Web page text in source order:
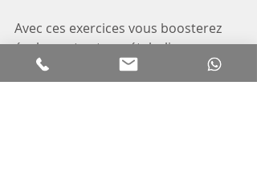
Avec ces exercices vous boosterez
également votre métabolisme,
brûlerez plus de calories au cours de
la journée et vous serez plus